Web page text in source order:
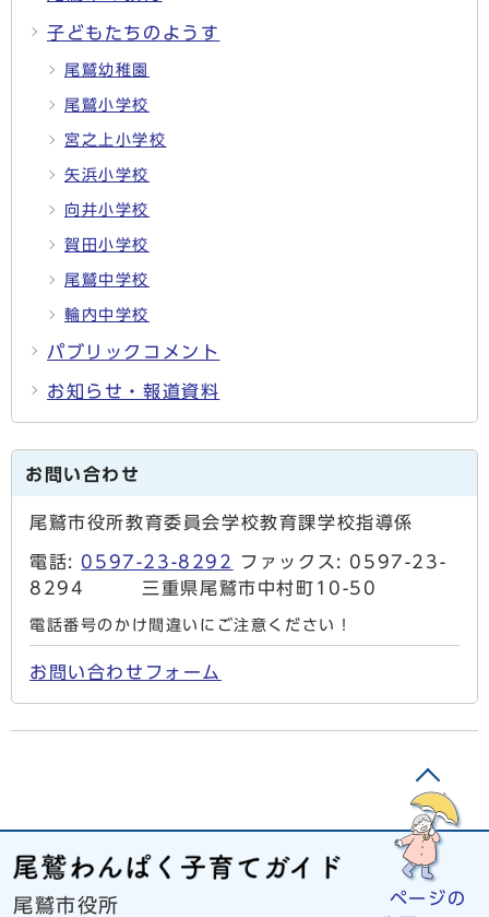
子どもたちのようす
尾鷲幼稚園
尾鷲小学校
宮之上小学校
矢浜小学校
向井小学校
賀田小学校
尾鷲中学校
輪内中学校
パブリックコメント
お知らせ・報道資料
お問い合わせ
尾鷲市役所教育委員会学校教育課学校指導係
電話: 0597-23-8292
ファックス: 0597-23-
8294 三重県尾鷲市中村町10-50
電話番号のかけ間違いにご注意ください！
お問い合わせフォーム
ページの
尾鷲市役所